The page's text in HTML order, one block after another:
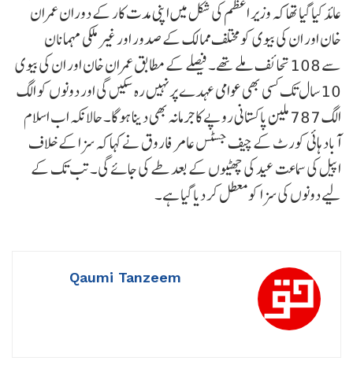
عائد کیا گیا تھا کہ وزیر اعظم کی شکل میں اپنی مدت کار کے دوران عمران
خان اور ان کی بیوی کو مختلف ممالک کے صدور اور غیر ملکی مہمانان
سے 108 تحائف ملے تھے۔ فیصلے کے مطابق عمران خان اور ان کی بیوی
10 سال تک کسی بھی عوامی عہدے پر نہیں رہ سکیں گی اور دونوں کو الگ
الگ 787 ملین پاکستانی روپے کا جرمانہ بھی دینا ہوگا۔ حالانکہ اب اسلام
آباد ہائی کورٹ کے چیف جسٹس عامر فاروق نے کہا کہ سزا کے خلاف
اپیل کی سماعت عید کی چھٹیوں کے بعد طے کی جائے گی۔ تب تک کے
لیے دونوں کی سزا کو معطل کر دیا گیا ہے۔
Qaumi Tanzeem